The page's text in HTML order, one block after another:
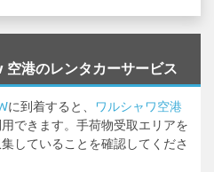
港のレンタカーサービス
に到着すると、
ワルシャワ空港
できます。手荷物受取エリアを
していることを確認してくださ